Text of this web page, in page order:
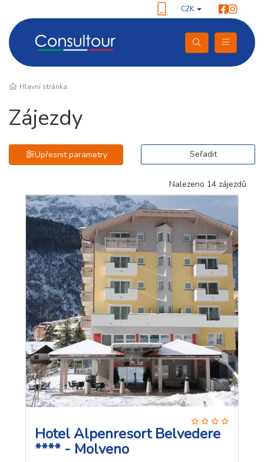
CZK
Hlavní stránka
Zájezdy
Upřesnit parametry Seřadit
Nalezeno 14 zájezdů
Hotel Alpenresort Belvedere
**** - Molveno